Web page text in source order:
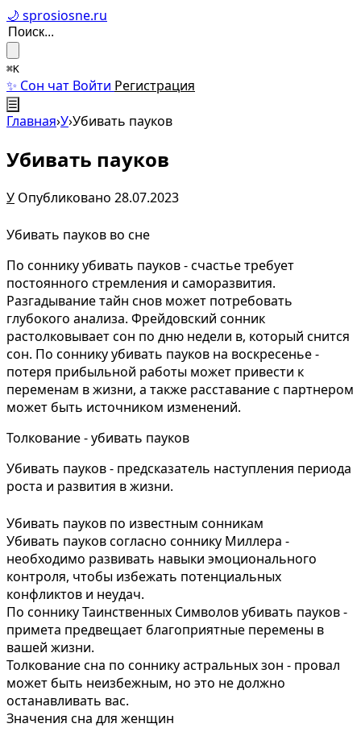
🌙 sprosiosne.ru
⌘K
✨ Сон чат Войти Регистрация
☰
Главная›У›Убивать пауков
Убивать пауков
У Опубликовано 28.07.2023
Убивать пауков во сне
По соннику убивать пауков - счастье требует
постоянного стремления и саморазвития.
Разгадывание тайн снов может потребовать
глубокого анализа. Фрейдовский сонник
растолковывает сон по дню недели в, который снится
сон. По соннику убивать пауков на воскресенье -
потеря прибыльной работы может привести к
переменам в жизни, а также расставание с партнером
может быть источником изменений.
Толкование - убивать пауков
Убивать пауков - предсказатель наступления периода
роста и развития в жизни.
Убивать пауков по известным сонникам
Убивать пауков согласно соннику Миллера -
необходимо развивать навыки эмоционального
контроля, чтобы избежать потенциальных
конфликтов и неудач.
По соннику Таинственных Символов убивать пауков -
примета предвещает благоприятные перемены в
вашей жизни.
Толкование сна по соннику астральных зон - провал
может быть неизбежным, но это не должно
останавливать вас.
Значения сна для женщин